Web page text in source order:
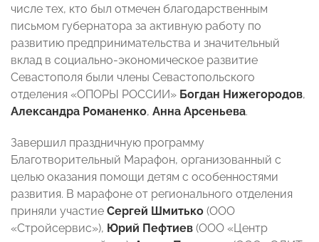
числе тех, кто был отмечен благодарственным
письмом губернатора за активную работу по
развитию предпринимательства и значительный
вклад в социально-экономическое развитие
Севастополя были члены Севастопольского
отделения «ОПОРЫ РОССИИ» Богдан Нижегородов,
Александра Романенко, Анна Арсеньева.
Завершил праздничную программу
Благотворительный Марафон, организованный с
целью оказания помощи детям с особенностями
развития. В марафоне от регионального отделения
приняли участие Сергей Шмитько (ООО
«Стройсервис»), Юрий Пефтиев (ООО «Центр